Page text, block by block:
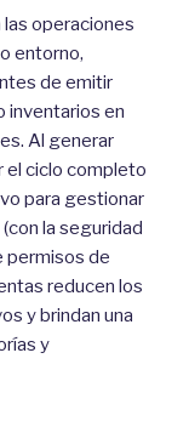
operaciones
entorno,
de emitir
inventarios en
Al generar
el ciclo completo
para gestionar
la seguridad
permisos de
reducen los
y brindan una
y